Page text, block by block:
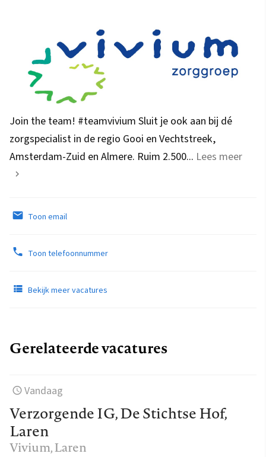
Join the team! #teamvivium Sluit je ook aan bij dé
zorgspecialist in de regio Gooi en Vechtstreek,
Amsterdam-Zuid en Almere. Ruim 2.500... Lees meer
Toon email
Toon telefoonnummer
Bekijk meer vacatures
Gerelateerde vacatures
Vandaag
Verzorgende IG, De Stichtse Hof,
Laren
Vivium, Laren